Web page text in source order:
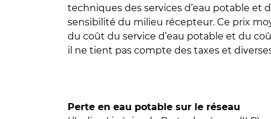
techniques des services d’eau potable et
sensibilité du milieu récepteur. Ce prix
du coût du service d’eau potable et du
il ne tient pas compte des taxes et
Perte en eau potable sur le réseau